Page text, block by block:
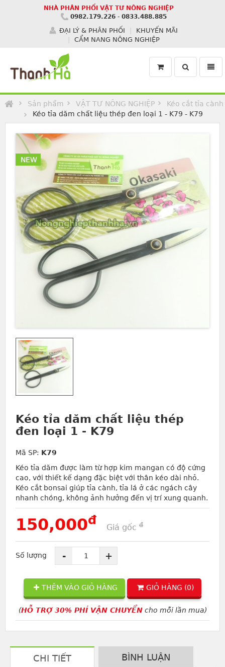
NHÀ PHÂN PHỐI VẬT TƯ NÔNG NGHIỆP
0982.179.226 - 0833.488.885
ĐẠI LÝ & PHÂN PHỐI
KHUYẾN MÃI
CẨM NANG NÔNG NGHIỆP
Toggle
search
Sản phẩm VẬT TƯ NÔNG NGHIỆP
Kéo cắt tỉa cành
Kéo tỉa dăm chất liệu thép đen loại 1 - K79 - K79
NEW
Kéo tỉa dăm chất liệu thép
đen loại 1 - K79
Mã SP: K79
Kéo tỉa dăm được làm từ hợp kim mangan có độ cứng
cao, với thiết kế dạng đặc biệt với thân kéo dài nhỏ.
Kéo cắt bonsai giúp tỉa cành, tỉa lá ở các ngách cây
nhanh chóng, không ảnh hưởng đến vị trí xung quanh.
150,000đ
Giá gốc đ
Số lượng - +
THÊM VÀO GIỎ HÀNG GIỎ HÀNG (0)
(HỖ TRỢ 30% PHÍ VẬN CHUYỂNcho mỗi lần mua)
CHI TIẾT BÌNH LUẬN